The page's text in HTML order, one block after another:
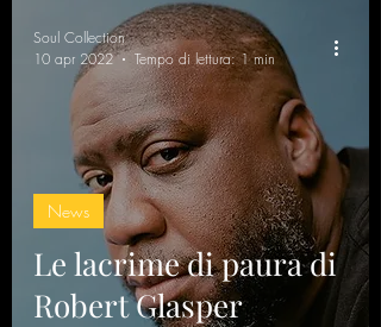
Le lacrime di paura di
Robert Glasper
News
Soul Collection
10 apr 2022
Tempo di lettura: 1 min